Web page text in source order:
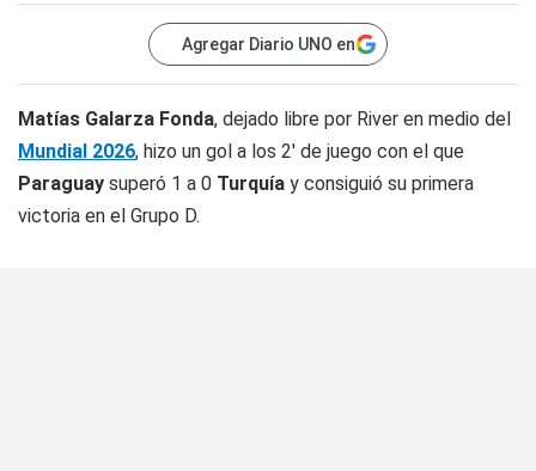
Agregar Diario UNO en
Matías Galarza Fonda, dejado libre por River en medio del
Mundial 2026, hizo un gol a los 2' de juego con el que
Paraguay superó 1 a 0 Turquía y consiguió su primera
victoria en el Grupo D.